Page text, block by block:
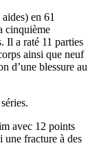
en 61
cinquième
Il a raté 11 parties
ainsi que neuf
d’une blessure au
avec 12 points
une fracture à des